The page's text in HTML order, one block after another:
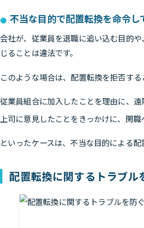
不当な目的で配置転換を命令し
会社が、従業員を退職に追い込む目的
じることは違法です。
このような場合は、配置転換を拒否す
従業員組合に加入したことを理由に、
上司に意見したことをきっかけに、閑
といったケースは、不当な目的による
配置転換に関するトラブル